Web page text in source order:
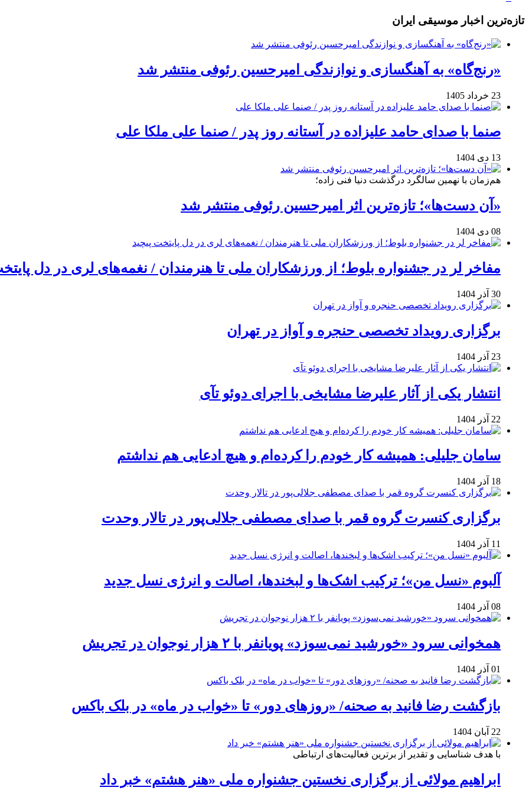
تازه‌ترین اخبار موسیقی ایران
«رنج‌گاه» به آهنگسازی و نوازندگی امیرحسین رئوفی منتشر شد
23 خرداد 1405
صنما با صدای حامد علیزاده در آستانه روز پدر / صنما علی ملکا علی
13 دی 1404
هم‌زمان با نهمین سالگرد درگذشت دنیا فنی زاده؛
«آن دست‌ها»؛ تازه‌ترین اثر امیرحسین رئوفی منتشر شد
08 دی 1404
مفاخر لر در جشنواره بلوط؛ از ورزشکاران ملی تا هنرمندان / نغمه‌های لری در دل
30 آذر 1404
برگزاری رویداد تخصصی حنجره و آواز در تهران
23 آذر 1404
انتشار یکی از آثار علیرضا مشایخی با اجرای دوئو تآی
22 آذر 1404
سامان جلیلی: همیشه کار خودم را کرده‌ام و هیچ ادعایی هم نداشتم
18 آذر 1404
برگزاری کنسرت گروه قمر با صدای مصطفی جلالی‌پور در تالار وحدت
11 آذر 1404
آلبوم «نسل من»؛ ترکیب اشک‌ها و لبخندها، اصالت و انرژی نسل جدید
08 آذر 1404
همخوانی سرود «خورشید نمی‌سوزد» پویانفر با ۲ هزار نوجوان در تجریش
01 آذر 1404
بازگشت رضا فانید به صحنه/ «روزهای دور» تا «خواب در ماه» در بلک باکس
22 آبان 1404
با هدف شناسایی و تقدیر از برترین فعالیت‌های ارتباطی
ابراهیم مولائی از برگزاری نخستین جشنواره ملی «هنر هشتم» خبر داد